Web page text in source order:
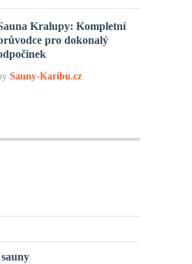
Kralupy: Kompletní
pro dokonalý
Sauny-Karibu.cz